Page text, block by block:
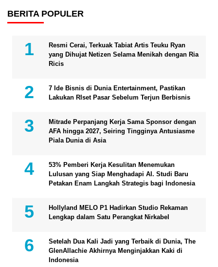
BERITA POPULER
Resmi Cerai, Terkuak Tabiat Artis Teuku Ryan
yang Dihujat Netizen Selama Menikah dengan Ria
Ricis
7 Ide Bisnis di Dunia Entertainment, Pastikan
Lakukan RIset Pasar Sebelum Terjun Berbisnis
Mitrade Perpanjang Kerja Sama Sponsor dengan
AFA hingga 2027, Seiring Tingginya Antusiasme
Piala Dunia di Asia
53% Pemberi Kerja Kesulitan Menemukan
Lulusan yang Siap Menghadapi AI. Studi Baru
Petakan Enam Langkah Strategis bagi Indonesia
Hollyland MELO P1 Hadirkan Studio Rekaman
Lengkap dalam Satu Perangkat Nirkabel
Setelah Dua Kali Jadi yang Terbaik di Dunia, The
GlenAllachie Akhirnya Menginjakkan Kaki di
Indonesia